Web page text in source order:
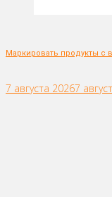
Маркировать продукты
7 августа 20267